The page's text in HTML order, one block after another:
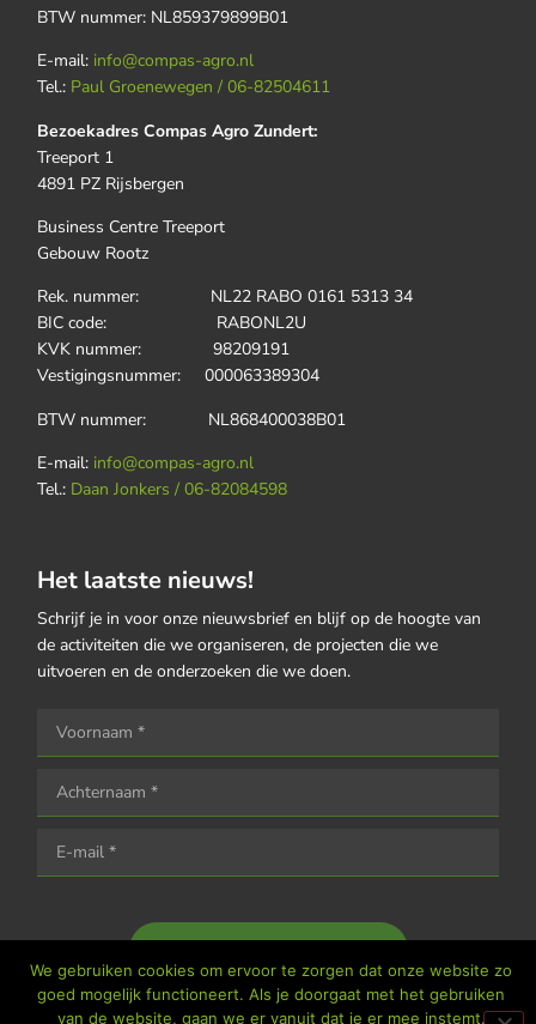
BTW nummer: NL859379899B01
E-mail: info@compas-agro.nl
Tel.: Paul Groenewegen / 06-82504611
Bezoekadres Compas Agro Zundert:
Treeport 1
4891 PZ Rijsbergen
Business Centre Treeport
Gebouw Rootz
Rek. nummer: NL22 RABO 0161 5313 34
BIC code: RABONL2U
KVK nummer: 98209191
Vestigingsnummer: 000063389304
BTW nummer: NL868400038B01
E-mail: info@compas-agro.nl
Tel.: Daan Jonkers / 06-82084598
Het laatste nieuws!
Schrijf je in voor onze nieuwsbrief en blijf op de hoogte van
de activiteiten die we organiseren, de projecten die we
uitvoeren en de onderzoeken die we doen.
We gebruiken cookies om ervoor te zorgen dat onze website zo
goed mogelijk functioneert. Als je doorgaat met het gebruiken
van de website, gaan we er vanuit dat je er mee instemt.